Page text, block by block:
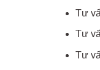
Tư
Tư
Tư